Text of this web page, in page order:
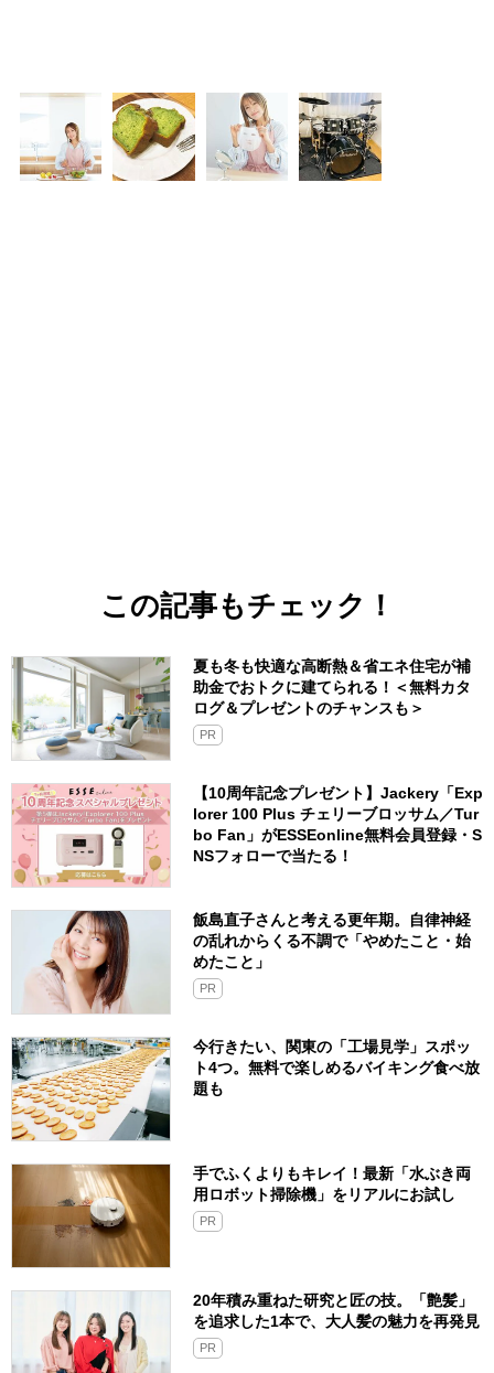
この記事もチェック！
夏も冬も快適な高断熱＆省エネ住宅が補
助金でおトクに建てられる！＜無料カタ
ログ＆プレゼントのチャンスも＞
PR
【10周年記念プレゼント】Jackery「Exp
lorer 100 Plus チェリーブロッサム／Tur
bo Fan」がESSEonline無料会員登録・S
NSフォローで当たる！
飯島直子さんと考える更年期。自律神経
の乱れからくる不調で「やめたこと・始
めたこと」
PR
今行きたい、関東の「工場見学」スポッ
ト4つ。無料で楽しめるバイキング食べ放
題も
手でふくよりもキレイ！最新「水ぶき両
用ロボット掃除機」をリアルにお試し
PR
20年積み重ねた研究と匠の技。「艶髪」
を追求した1本で、大人髪の魅力を再発見
PR